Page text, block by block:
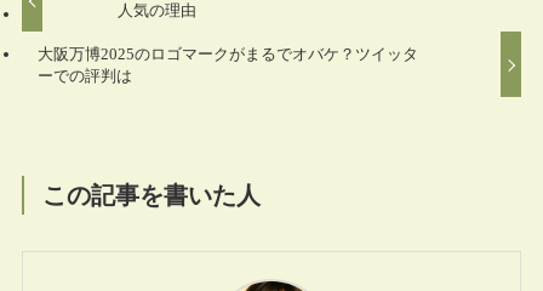
人気の理由
大阪万博2025のロゴマークがまるでオバケ？ツイッタ
ーでの評判は
この記事を書いた人